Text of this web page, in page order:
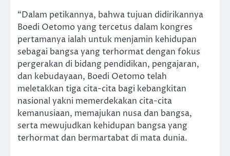
“Dalam petikannya, bahwa tujuan didirikannya
Boedi Oetomo yang tercetus dalam kongres
pertamanya ialah untuk menjamin kehidupan
sebagai bangsa yang terhormat dengan fokus
pergerakan di bidang pendidikan, pengajaran,
dan kebudayaan, Boedi Oetomo telah
meletakkan tiga cita-cita bagi kebangkitan
nasional yakni memerdekakan cita-cita
kemanusiaan, memajukan nusa dan bangsa,
serta mewujudkan kehidupan bangsa yang
terhormat dan bermartabat di mata dunia.